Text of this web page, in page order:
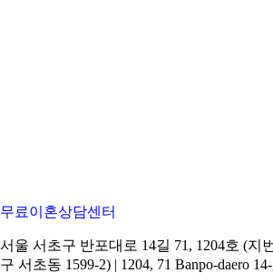
무료이혼상담센터
서울 서초구 반포대로 14길 71, 1204호 (지
구 서초동 1599-2) | 1204, 71 Banpo-daero